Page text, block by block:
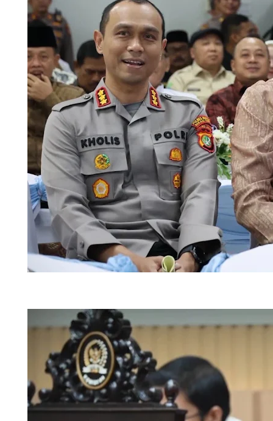
Kantor Kemenko
Jakarta, Rabu (5/8/
memastikan isu
kinerja dirinya
Kepolisian itu
katanya lagi.(*)
•laia